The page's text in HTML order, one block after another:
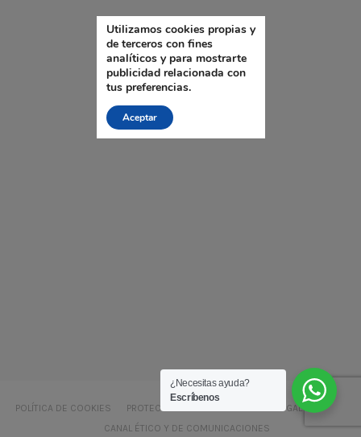
POLÍTICA DE COOKIES PROTECCIÓN DE DATOS
AVISO LEGAL LSSI – CE
CANAL ÉTICO Y DE COMUNICACIONES
Utilizamos cookies propias y
de terceros con fines
analíticos y para mostrarte
publicidad relacionada con
tus preferencias.
Aceptar
¿Necesitas ayuda?
Escríbenos